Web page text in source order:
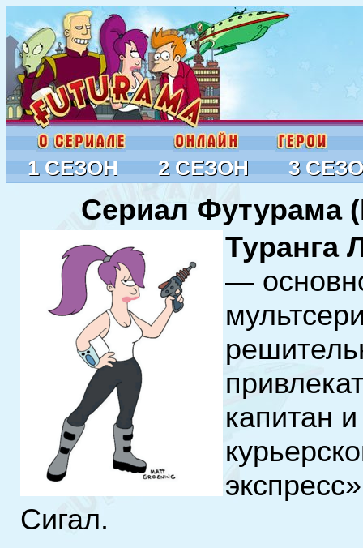
1 СЕЗОН 2 СЕЗОН 3
Сериал Футурама
Туранга
—
капитан
Сигал.